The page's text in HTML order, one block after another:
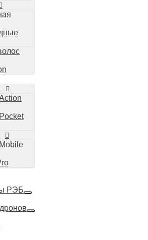
РЭБ